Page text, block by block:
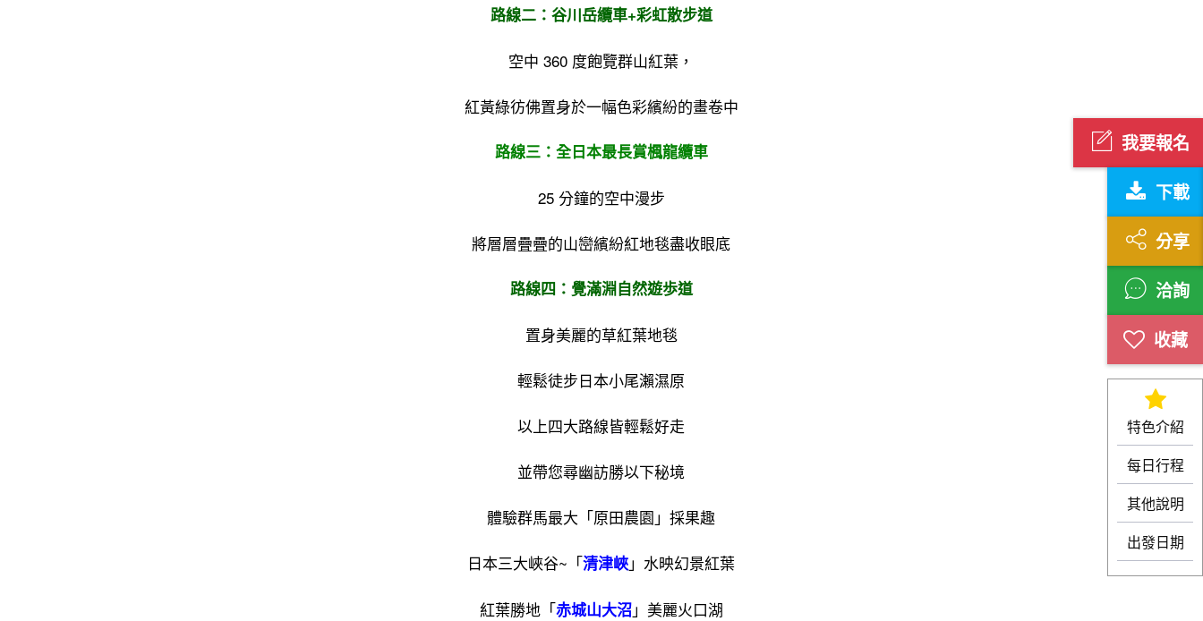
我要報名
下載
分享
洽詢
特色介紹
每日行程
其他說明
出發日期
路線二：谷川岳纜車+彩虹散步道
空中 360 度飽覽群山紅葉，
紅黃綠彷佛置身於一幅色彩繽紛的畫卷中
路線三：全日本最長賞楓龍纜車
25 分鐘的空中漫步
將層層疊疊的山巒繽紛紅地毯盡收眼底
路線四：覺滿淵自然遊歩道
置身美麗的草紅葉地毯
輕鬆徒步日本小尾瀨濕原
以上四大路線皆輕鬆好走
並帶您尋幽訪勝以下秘境
體驗群馬最大「原田農園」採果趣
日本三大峽谷~「清津峽」水映幻景紅葉
紅葉勝地「赤城山大沼」美麗火口湖